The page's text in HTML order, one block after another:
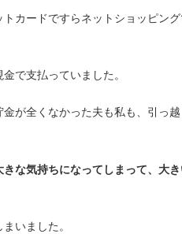
カードですらネットショッピン
で支払っていました。
が全くなかった夫も私も、引っ
な気持ちになってしまって、大
いました。